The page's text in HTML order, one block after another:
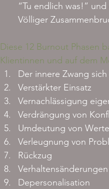
“Tu endlich was!”
Völliger
Diese 12 Burnout Phasen
Klientinnen und auf dem
Der innere Zwang
Verstärkter Einsatz
Vernachlässigung
Verdrängung von
Umdeutung von
Verleugnung von
Rückzug
Verhaltensänderungen
Depersonalisation